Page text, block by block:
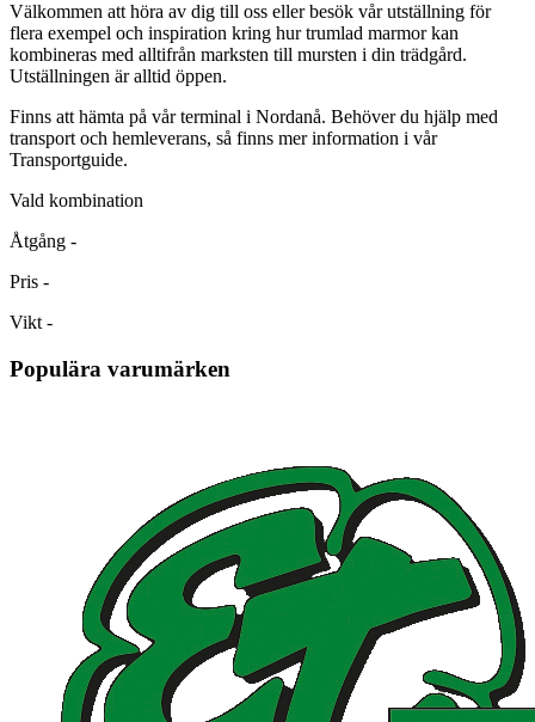
Välkommen att höra av dig till oss eller besök vår utställning för
flera exempel och inspiration kring hur trumlad marmor kan
kombineras med alltifrån marksten till mursten i din trädgård.
Utställningen är alltid öppen.
Finns att hämta på vår terminal i Nordanå. Behöver du hjälp med
transport och hemleverans, så finns mer information i vår
Transportguide.
Vald kombination
Åtgång -
Pris -
Vikt -
Populära varumärken